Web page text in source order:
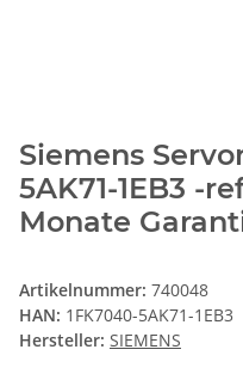
Siemens
5AK71-1EB3 -
Monate
Artikelnummer: 740048
HAN: 1FK7040-5AK71-1EB3
Hersteller: SIEMENS